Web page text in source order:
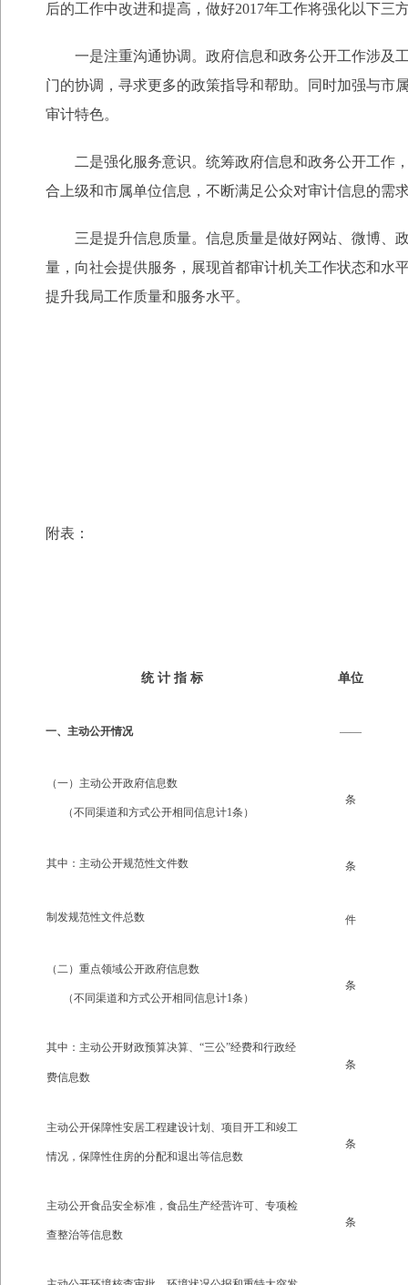
后的工作中改进和提高，做好2017年工作将强化以下三
一是注重沟通协调。政府信息和政务公开工作涉及工
门的协调，寻求更多的政策指导和帮助。同时加强与市
审计特色。
二是强化服务意识。统筹政府信息和政务公开工作，
合上级和市属单位信息，不断满足公众对审计信息的需
三是提升信息质量。信息质量是做好网站、微博、政
量，向社会提供服务，展现首都审计机关工作状态和水
提升我局工作质量和服务水平。
附表：
统 计 指 标 单位
一、主动公开情况 ——
（一）主动公开政府信息数
（不同渠道和方式公开相同信息计1条）
条
其中：主动公开规范性文件数 条
制发规范性文件总数 件
（二）重点领域公开政府信息数
（不同渠道和方式公开相同信息计1条）
条
其中：主动公开财政预算决算、“三公”经费和行政经
费信息数
条
主动公开保障性安居工程建设计划、项目开工和竣工
情况，保障性住房的分配和退出等信息数
条
主动公开食品安全标准，食品生产经营许可、专项检
查整治等信息数
条